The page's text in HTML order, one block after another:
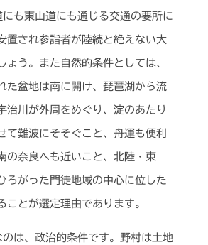
も東山道にも通じる交通の要所に
置され参詣者が陸続と絶えない大
ょう。また自然的条件としては、
た盆地は南に開け、琵琶湖から流
治川が外周をめぐり、淀のあたり
て難波にそそぐこと、舟運も便利
の奈良へも近いこと、北陸・東
ろがった門徒地域の中心に位した
ことが選定理由であります。
は、政治的条件です。野村は土地